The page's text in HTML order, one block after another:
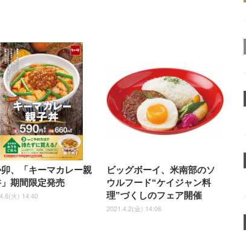
ア デスク
ワーク
スト 30
間工学 椅
ね上げ
ッドレス
発クッシ
メッシ
務用 お
ア (ブラ
Sezlife オフィスチェア デスク
チェア 疲れない テレワーク
チェア 強化バックレスト 30度
ロッキング機能 人間工学 椅子
腰サポート 90度跳ね上げ式ア
ームレスト 3Dヘッドレスト
ハンガー付き 高反発クッショ
ン PCチェア 通気性メッシュ
ゲーミング/勉強/事務用 おし
ゃれ パソコンチェア (ホワイ
ト)
￥7,680
ポート付き 腰サポート ガ
ス圧無段階昇降 360度回
転 キャスター付き コンパ
クト 幅52×奥行58.5×高さ
84～96cm テレワーク 在
宅勤務 ブラック
￥4,139
モ
ッ
【整備済み品】Dell
E2724HS 27インチ 液晶モ
ニター フル
HD（1920×1080）VA 非光
沢 HDMI/DisplayPort/VGA
スピーカー内蔵 高さ調整 ス
イベル VESA対応
ComfortView ビジネス向け
￥15,800
ーミングモニター QD 24.5インチ
1ms FHD 量子ドット 残像低減 (3
年保証 | 輝点保証 | 日本メーカー)
￥34,980
オ・オム
り 単品
Smart Basic(スマートベーシ
ック) 【Amazon.co.jp限定】
Smart Basic アイリスオーヤマ
ペットシーツ 超厚型 お徳用
ワイド 100枚入 (x 1) (ケース
販売)
￥3,670
【Amazon.co.jp限定】
￥3,731
、「キーマカレー親
期間限定発売
火) 14:40
ビッグボーイ、米南部のソ
ウルフード“ケイジャン料
理”づくしのフェア開催
2021.4.2(金) 14:06